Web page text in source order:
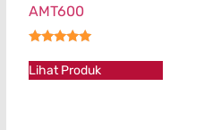
AMT600
Lihat Produk